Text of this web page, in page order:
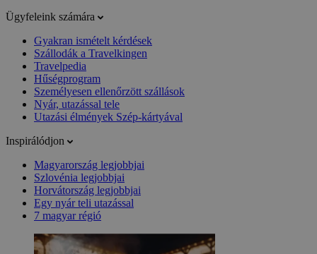
Ügyfeleink számára
Gyakran ismételt kérdések
Szállodák a Travelkingen
Travelpedia
Hűségprogram
Személyesen ellenőrzött szállások
Nyár, utazással tele
Utazási élmények Szép-kártyával
Inspirálódjon
Magyarország legjobbjai
Szlovénia legjobbjai
Horvátország legjobbjai
Egy nyár teli utazással
7 magyar régió